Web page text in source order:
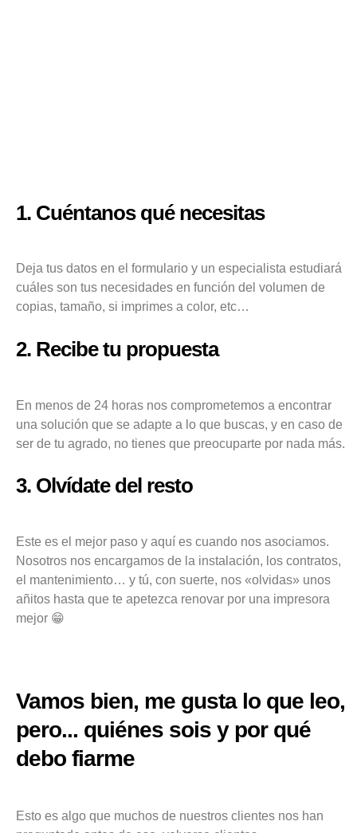
1. Cuéntanos qué necesitas
Deja tus datos en el formulario y un especialista estudiará
cuáles son tus necesidades en función del volumen de
copias, tamaño, si imprimes a color, etc…
2. Recibe tu propuesta
En menos de 24 horas nos comprometemos a encontrar
una solución que se adapte a lo que buscas, y en caso de
ser de tu agrado, no tienes que preocuparte por nada más.
3. Olvídate del resto
Este es el mejor paso y aquí es cuando nos asociamos.
Nosotros nos encargamos de la instalación, los contratos,
el mantenimiento… y tú, con suerte, nos «olvidas» unos
añitos hasta que te apetezca renovar por una impresora
mejor 😁
Vamos bien, me gusta lo que leo,
pero... quiénes sois y por qué
debo fiarme
Esto es algo que muchos de nuestros clientes nos han